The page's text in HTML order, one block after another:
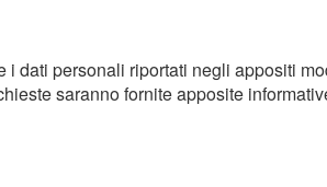
dati personali riportati negli appositi
saranno fornite apposite